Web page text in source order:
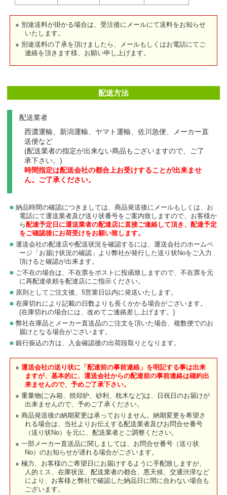
別途送料が掛かる場合は、受注後にメールにて送料をお知らせ
いたします。
別途送料の了承を頂けましたら、メールもしくはお電話にてご
連絡を頂きます様、お願い申し上げます。
配送方法
配送業者
西濃運輸、新潟運輸、ヤマト運輸、佐川急便、メーカー直
送便など
(配送業者の指定が出来ない商品もございますので、ご了
承下さい。)
時間指定は配送会社の都合上お受けすることが出来ませ
ん。ご了承ください。
納品時間の確認につきましては、商品発送後にメールもしくは、お
電話にて運送業者及び送り状番号をご案内致しますので、お客様か
ら 配達予定日に運送業者の配達店に直接ご連絡して頂き、配達予定
をご確認後にお荷受けをお願い致します。
運送会社の配達店や配送状況を確認するには、運送会社のホームペ
ージ「お届け状況の確認」より弊社が発行した送り状Noをご入力
頂けると確認が出来ます。
ご不在の場合は、不在票をポストに投函致しますので、不在票を元
に再配達依頼を配達店にご指示ください。
原則としてご注文後、5営業日以内に発送いたします。
在庫切れにより記載の日数よりも長くかかる場合がございます。
(在庫切れの場合には、改めてご連絡差し上げます。)
弊社在庫品とメーカー直送品のご注文を頂いた場合、複数便でのお
届けとなる場合がございます。
銀行振込の方は、入金確認後の出荷段取りとなります。
運送会社の送り状に「配達前の事前連絡」を明記する事は出来
ますが、基本的に、運送会社からの配達前の事前連絡は確約出
来ませんので、予めご了承下さい。
重量物(ごみ箱、焼却炉、砂利、枕木など)は、日祝日のお届けが
出来ませんので、予めご了承ください。
商品発送後の納期変更は承っておりません。納期変更を希望さ
れる場合は、当社よりお伝えする配送業者及びお問合せ番号
（送り状No）を元に、配送業者とご調整ください。
一部メーカー直送品に関しましては、お問合せ番号（送り状
No）のお知らせが遅れる場合がございます。
極力、お客様のご希望日にお届けするように手配致しますが、
人的ミス、在庫状況、配送業者の都合、悪天候、交通渋滞など
により、お客様と弊社で確認した納品日に間に合わない場合も
ございます。